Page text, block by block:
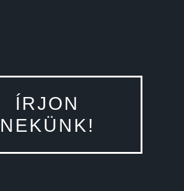
ÍRJON
NEKÜNK!